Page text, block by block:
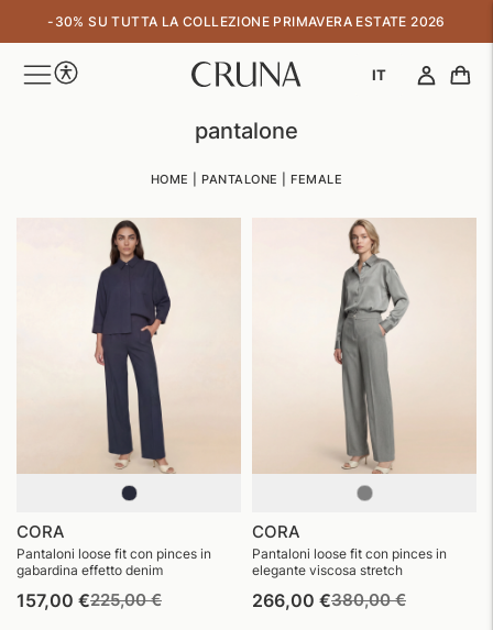
Skip to content
Skip to menu
Skip to footer
Open Accessibility Widget
-30% SU TUTTA LA COLLEZIONE PRIMAVERA ESTATE 2026
IT
pantalone
HOME PANTALONE FEMALE
CORA
Pantaloni loose fit con pinces in
gabardina effetto denim
157,00 €Prezzo
225,00 €Prezzo
CORA
Pantaloni loose fit con pinces in
elegante viscosa stretch
266,00 €Prezzo
380,00 €Prezzo